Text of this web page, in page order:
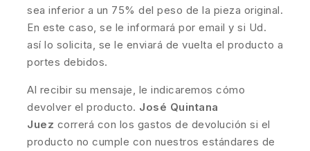
sea inferior a un 75% del peso de la pieza original.
En este caso, se le informará por email y si Ud.
así lo solicita, se le enviará de vuelta el producto a
portes debidos.
Al recibir su mensaje, le indicaremos cómo
devolver el producto. José Quintana
Juez correrá con los gastos de devolución si el
producto no cumple con nuestros estándares de